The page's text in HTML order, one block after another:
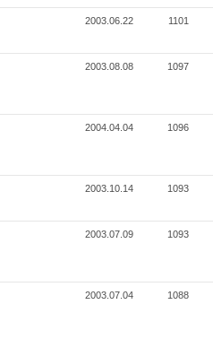
2003.06.22 1101
2003.08.08 1097
2004.04.04 1096
2003.10.14 1093
2003.07.09 1093
2003.07.04 1088